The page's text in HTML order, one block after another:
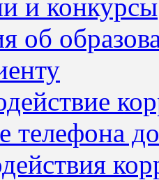
и конкурсы
об
телефона